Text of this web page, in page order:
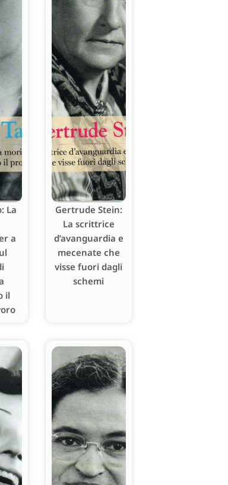
La
a
il
Gertrude Stein:
La scrittrice
d’avanguardia e
mecenate che
visse fuori dagli
schemi